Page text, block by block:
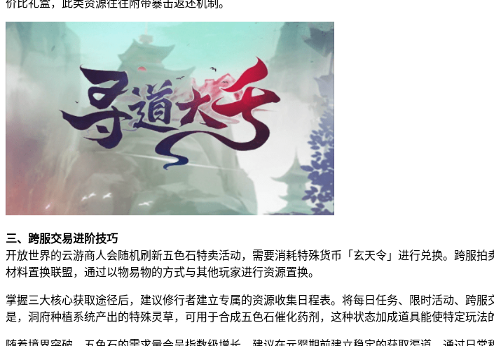
价比礼盒，此类资源往往附带暴击返还机制。
三、跨服交易进阶技巧
开放世界的云游商人会随机刷新五色石特卖活动，需要消耗特殊货币「玄天令」进行兑换。跨服
材料置换联盟，通过以物易物的方式与其他玩家进行资源置换。
掌握三大核心获取途径后，建议修行者建立专属的资源收集日程表。将每日任务、限时活动、跨
是，洞府种植系统产出的特殊灵草，可用于合成五色石催化药剂，这种状态加成道具能使特定玩法